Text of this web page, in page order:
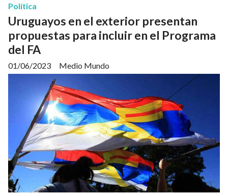
Uruguayos en el exterior presentan
propuestas para incluir en el Programa
del FA
Medio Mundo
Política
01/06/2023